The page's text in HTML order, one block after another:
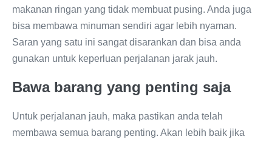
makanan ringan yang tidak membuat pusing. Anda juga
bisa membawa minuman sendiri agar lebih nyaman.
Saran yang satu ini sangat disarankan dan bisa anda
gunakan untuk keperluan perjalanan jarak jauh.
Bawa barang yang penting saja
Untuk perjalanan jauh, maka pastikan anda telah
membawa semua barang penting. Akan lebih baik jika